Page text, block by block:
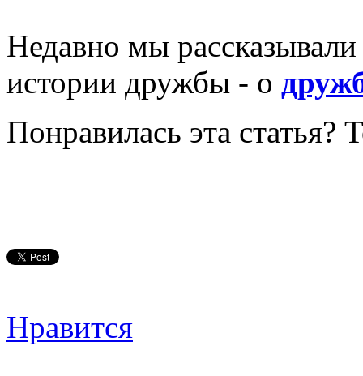
Недавно мы
истории дружбы - о
Понравилась эта статья?
Нравится